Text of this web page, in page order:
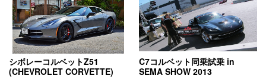
シボレーコルベットZ51
(CHEVROLET CORVETTE)
C7コルベット同乗試乗 in
SEMA SHOW 2013